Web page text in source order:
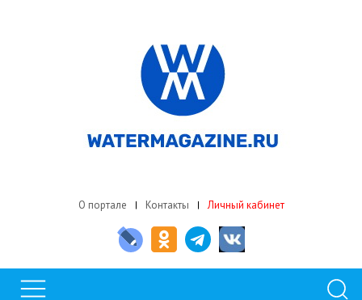
О портале Контакты Личный кабинет